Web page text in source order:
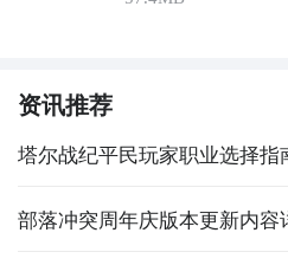
资讯推荐
塔尔战纪平民玩家职业选择指
部落冲突周年庆版本更新内容